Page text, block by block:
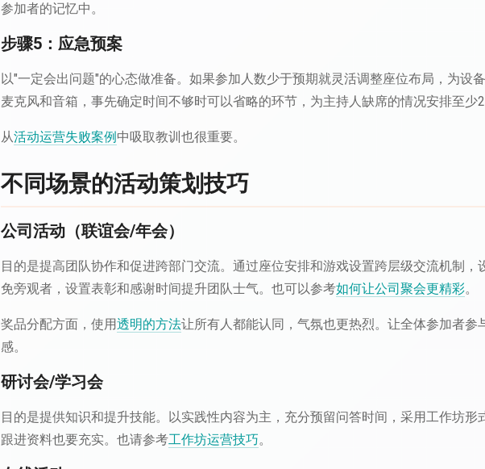
参加者的记忆中。
步骤5：应急预案
以"一定会出问题"的心态做准备。如果参加人数少于预期就灵活调整座位布局，为设
麦克风和音箱，事先确定时间不够时可以省略的环节，为主持人缺席的情况安排至少
从活动运营失败案例中吸取教训也很重要。
不同场景的活动策划技巧
公司活动（联谊会/年会）
目的是提高团队协作和促进跨部门交流。通过座位安排和游戏设置跨层级交流机制，
免旁观者，设置表彰和感谢时间提升团队士气。也可以参考如何让公司聚会更精彩。
奖品分配方面，使用透明的方法让所有人都能认同，气氛也更热烈。让全体参加者参
感。
研讨会/学习会
目的是提供知识和提升技能。以实践性内容为主，充分预留问答时间，采用工作坊形
跟进资料也要充实。也请参考工作坊运营技巧。